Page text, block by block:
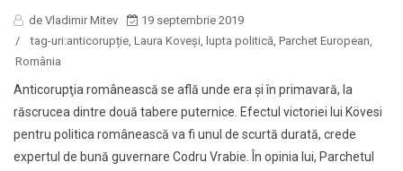
de Vladimir Mitev
19 septembrie 2019
/
tag-uri:anticorupție, Laura Koveși, lupta politică, Parchet European,
România
Anticorupţia românească se află unde era şi în primavară, la
răscrucea dintre două tabere puternice. Efectul victoriei lui Kövesi
pentru politica românească va fi unul de scurtă durată, crede
expertul de bună guvernare Codru Vrabie. În opinia lui, Parchetul